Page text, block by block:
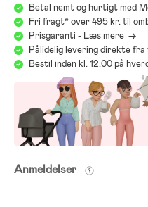
Betal nemt og hurtigt med
Fri fragt* over 495 kr. til
Prisgaranti - Læs mere ->
Pålidelig levering direkte
Bestil inden kl. 12.00 på
Anmeldelser